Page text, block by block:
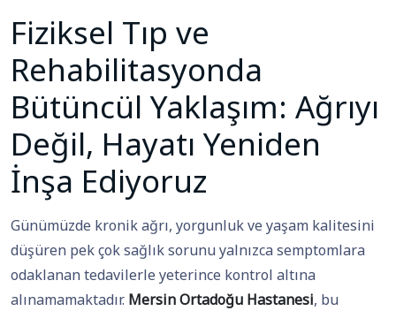
Fiziksel Tıp ve
Rehabilitasyonda
Bütüncül Yaklaşım: Ağrıyı
Değil, Hayatı Yeniden
İnşa Ediyoruz
Günümüzde kronik ağrı, yorgunluk ve yaşam kalitesini
düşüren pek çok sağlık sorunu yalnızca semptomlara
odaklanan tedavilerle yeterince kontrol altına
alınamamaktadır. Mersin Ortadoğu Hastanesi, bu